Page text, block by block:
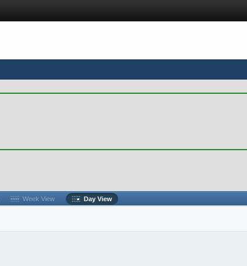
Week View Day View